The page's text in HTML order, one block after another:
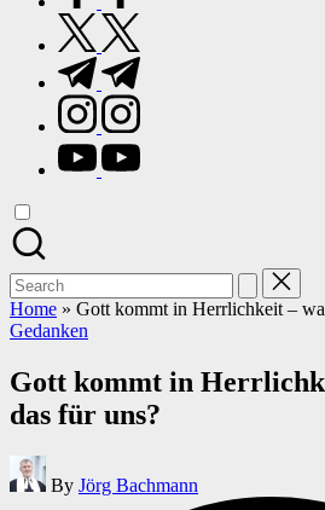
twitter.com
t.me
instagram.com
youtube.com
Search
for:
Home » Gott kommt in Herrlichkeit –
Posted
Gedanken
Gott kommt in
das für uns?
Posted
by
By Jörg Bachmann